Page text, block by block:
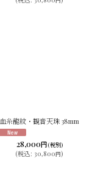
血糸龍紋・観音天珠 38mm
28,000円(税別)
(税込: 30,800円)